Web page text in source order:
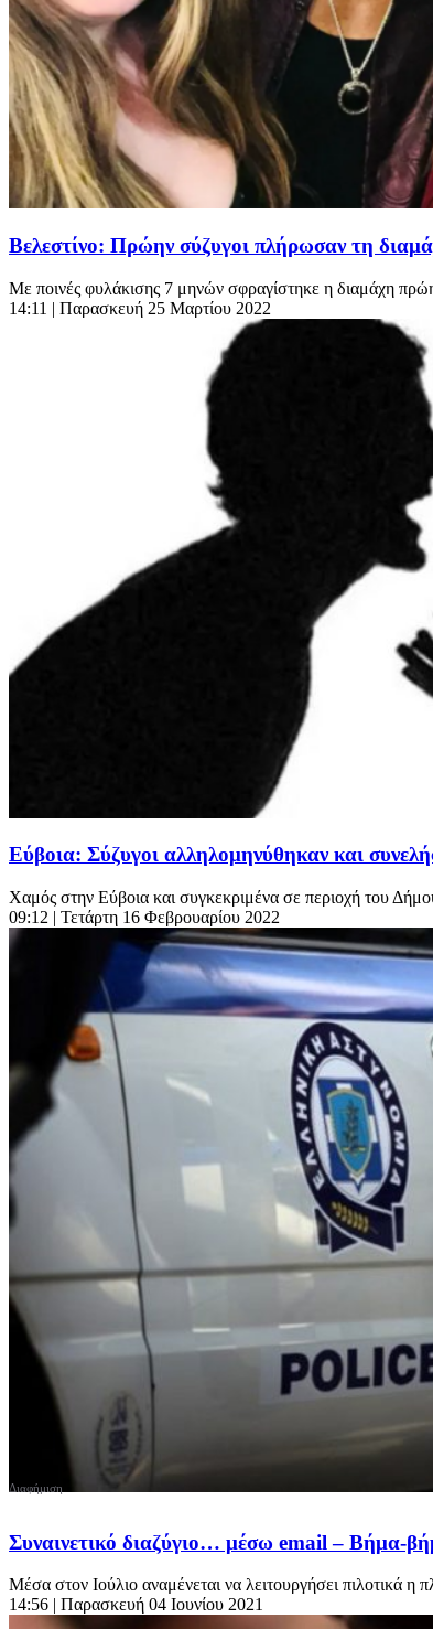
Βελεστίνο: Πρώην σύζυγοι πλήρωσαν τη
Με ποινές φυλάκισης 7 μηνών σφραγίστηκε η διαμάχη
14:11 | Παρασκευή 25 Μαρτίου 2022
Εύβοια: Σύζυγοι αλληλομηνύθηκαν και
Χαμός στην Εύβοια και συγκεκριμένα σε περιοχή του
09:12 | Τετάρτη 16 Φεβρουαρίου 2022
Συναινετικό διαζύγιο… μέσω email – Βήμα-
Μέσα στον Ιούλιο αναμένεται να λειτουργήσει πιλοτικά η
14:56 | Παρασκευή 04 Ιουνίου 2021